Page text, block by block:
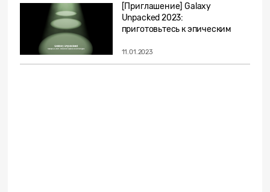
[Приглашение] Galaxy
Unpacked 2023:
приготовьтесь к эпическим
11.01.2023